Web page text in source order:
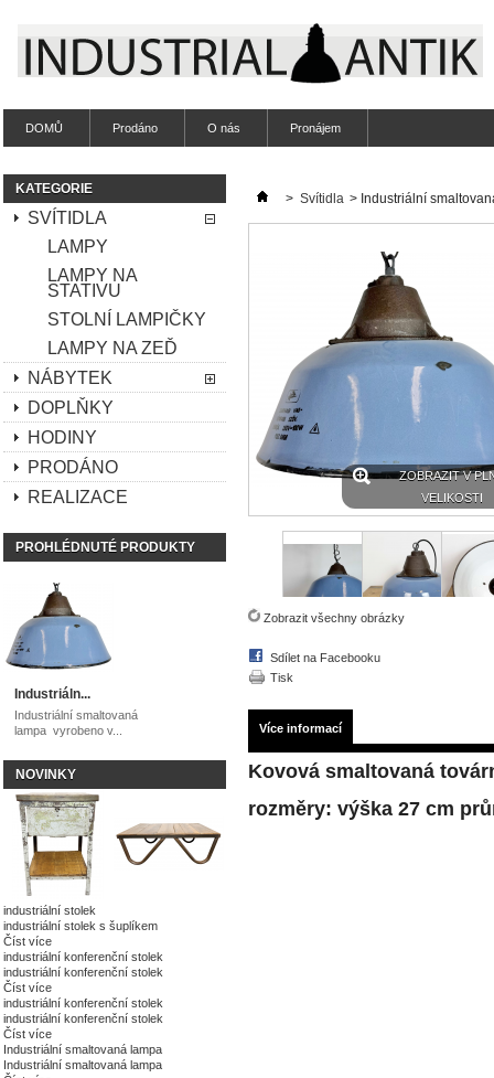
DOMŮ Prodáno O nás Pronájem
KATEGORIE
SVÍTIDLA
LAMPY
LAMPY NA
STATIVU
STOLNÍ LAMPIČKY
LAMPY NA ZEĎ
NÁBYTEK
DOPLŇKY
HODINY
PRODÁNO
REALIZACE
PROHLÉDNUTÉ PRODUKTY
Industriáln...
Industriální smaltovaná
lampa vyrobeno v...
NOVINKY
industriální stolek
industriální stolek s šuplíkem
Číst více
industriální konferenční stolek
industriální konferenční stolek
Číst více
industriální konferenční stolek
industriální konferenční stolek
Číst více
Industriální smaltovaná lampa
Industriální smaltovaná lampa
> Svítidla > Industriální
ZOBRAZIT V
VELIKOSTI
Zobrazit všechny obrázky
Sdílet na Facebooku
Tisk
Více informací
Kovová smaltovaná
rozměry: výška 27 cm